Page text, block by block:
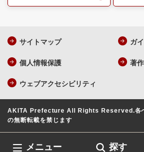
メニュー 探す
サイトマップ ガ
個人情報保護 著
ウェブアクセシビリティ
AKITA Prefecture All Rights Reserved.各
の無断転載を禁じます